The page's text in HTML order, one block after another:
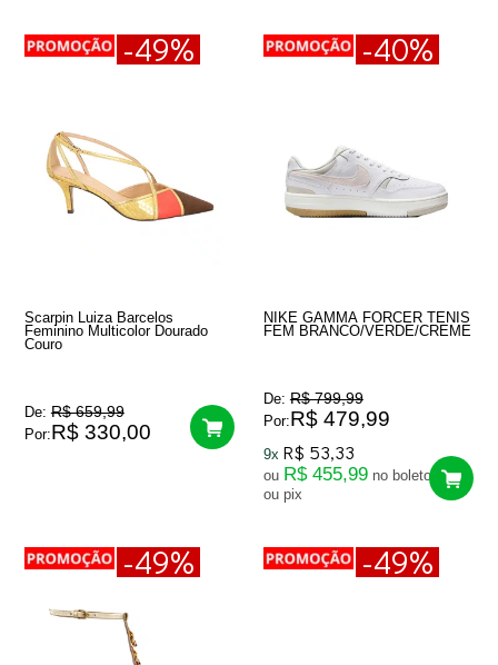
-49%
Scarpin Luiza Barcelos
Feminino Multicolor Dourado
Couro
De: R$ 659,99
Por:R$ 330,00
-40%
NIKE GAMMA FORCER TENIS
FEM BRANCO/VERDE/CREME
De: R$ 799,99
Por:R$ 479,99
9x R$ 53,33
ou R$ 455,99 no boleto
ou pix
-49% -49%